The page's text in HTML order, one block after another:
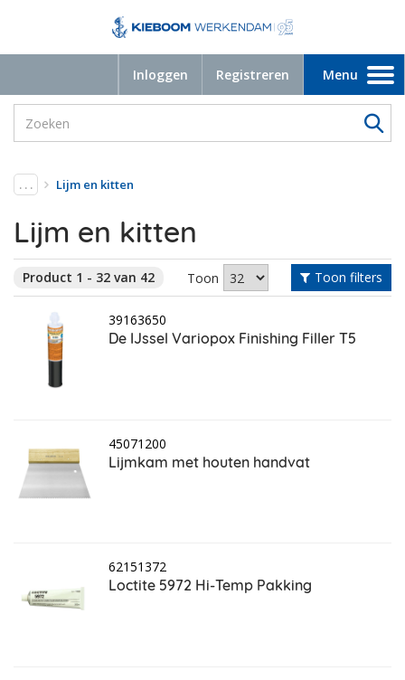
Inloggen Registreren
Toggle
navigation
Menu
. . . Lijm en kitten
Lijm en kitten
Product 1 - 32 van 42 Toon Toon filters
39163650
De IJssel Variopox Finishing Filler T5
45071200
Lijmkam met houten handvat
62151372
Loctite 5972 Hi-Temp Pakking